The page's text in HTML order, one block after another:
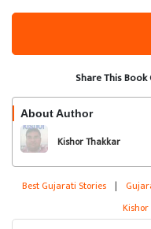
Share This Book
About Author
Kishor Thakkar
Best Gujarati Stories |
Kishor